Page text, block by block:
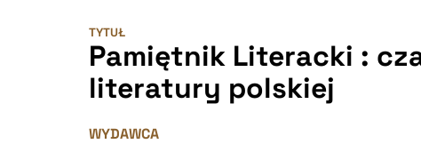
TYTUŁ
Pamiętnik Literacki :
literatury polskiej
WYDAWCA